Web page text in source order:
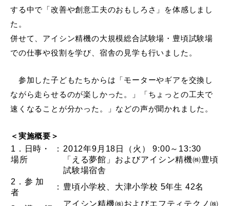
する中で「改善や創意工夫のおもしろさ」を体感しまし
た。
併せて、アイシン精機の大規模総合試験場・豊頃試験場
での仕事や役割を学び、宿舎の見学も行いました。
参加した子どもたちからは「モーターやギアを交換し
ながら走らせるのが楽しかった。」「ちょっとの工夫で
速くなることが分かった。」などの声が聞かれました。
＜実施概要＞
1．日時・
場所
： 2012年9月18日（火） 9:00～13:30
「える夢館」およびアイシン精機㈱豊頃
試験場宿舎
2．参 加
者
： 豊頃小学校、大津小学校 5年生 42名
アイシン精機㈱およびエフティテクノ㈱